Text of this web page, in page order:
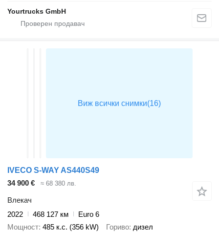
Yourtrucks GmbH
IVECO S-WAY AS440S49
34 900 €
≈ 68 380 лв.
Влекач
2022
468 127 км
Euro 6
Мощност 485 к.с. (356 kW) Гориво дизел